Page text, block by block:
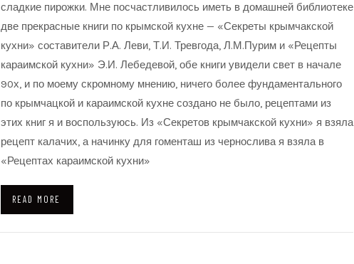
сладкие пирожки. Мне посчастливилось иметь в домашней библиотеке
две прекрасные книги по крымской кухне — «Секреты крымчакской
кухни» составители Р.А. Леви, Т.И. Тревгода, Л.М.Пурим и «Рецепты
караимской кухни» Э.И. Лебедевой, обе книги увидели свет в начале
90х, и по моему скромному мнению, ничего более фундаментального
по крымчацкой и караимской кухне создано не было, рецептами из
этих книг я и воспользуюсь. Из «Секретов крымчакской кухни» я взяла
рецепт калачих, а начинку для гоменташ из чернослива я взяла в
«Рецептах караимской кухни»
READ MORE